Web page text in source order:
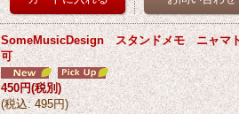
SomeMusicDesign スタンドメモ ニャマ
可
450円(税別)
(税込: 495円)